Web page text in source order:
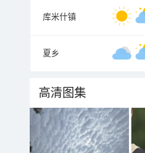
库米什镇
夏乡
高清图集